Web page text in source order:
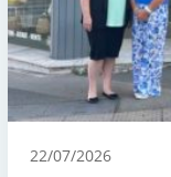
22/07/2026